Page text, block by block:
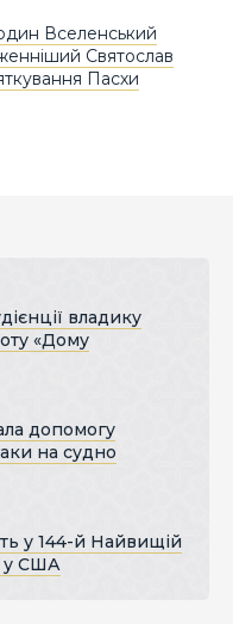
Вселенський
Святослав
Пасхи
владику
«Дому
допомогу
на судно
у 144-й Найвищій
у США